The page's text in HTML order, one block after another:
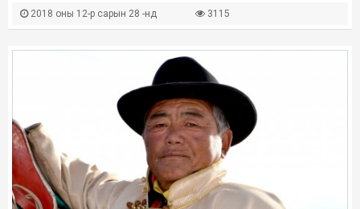
2018 оны 12-р сарын 28 -нд 3115